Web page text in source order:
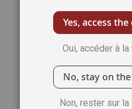
Yes, access
Oui, accéder à
No, stay on
Non, rester sur